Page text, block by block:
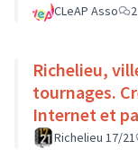
CLeAP Asso 2
Richelieu,
tournages.
Internet et
Richelieu 17/21